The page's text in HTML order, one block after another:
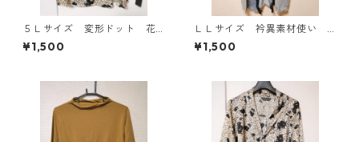
５Ｌサイズ 変形ドット 花
柄 ボウタイブラウス オフ
ホワイト KAE-4764
¥1,500
ＬＬサイズ 衿異素材使い
トッパーカーディガン グレ
ー KAE-4807
¥1,500